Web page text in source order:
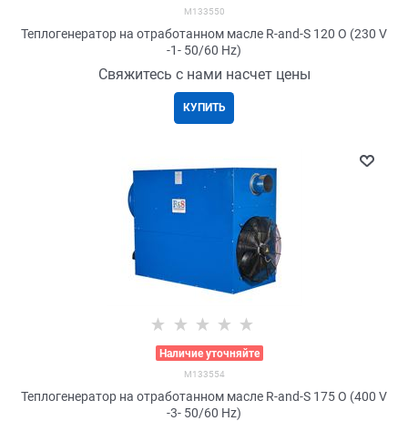
M133550
Теплогенератор на отработанном масле R-and-S 120 О (230 V
-1- 50/60 Hz)
Свяжитесь с нами насчет цены
КУПИТЬ
Наличие уточняйте
M133554
Теплогенератор на отработанном масле R-and-S 175 О (400 V
-3- 50/60 Hz)